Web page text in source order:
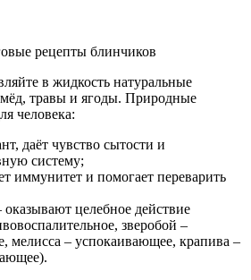
рецепты блинчиков
в жидкость натуральные
травы и ягоды. Природные
человека:
даёт чувство сытости и
систему;
иммунитет и помогает переварить
оказывают целебное действие
зверобой ‒
мелисса ‒ успокаивающее, крапива ‒